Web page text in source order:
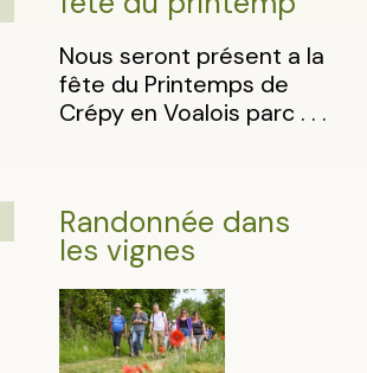
Nous seront présent a la
fête du Printemps de
Crépy en Voalois parc . . .
Randonnée dans
les vignes